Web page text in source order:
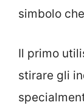
simbolo
Il primo
stirare gli